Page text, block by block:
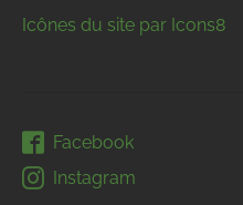
Icônes du site par Icons8
Facebook
Instagram